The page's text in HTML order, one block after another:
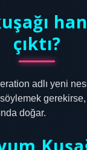
çıktı?
adlı yeni
gerekirse,
doğar.